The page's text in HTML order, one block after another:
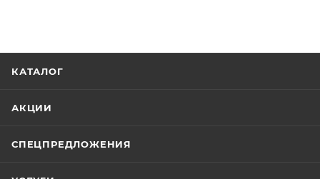
КАТАЛОГ
АКЦИИ
СПЕЦПРЕДЛОЖЕНИЯ